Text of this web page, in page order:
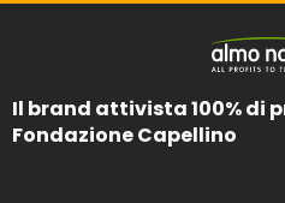
Il brand attivista 100% di
Fondazione Capellino